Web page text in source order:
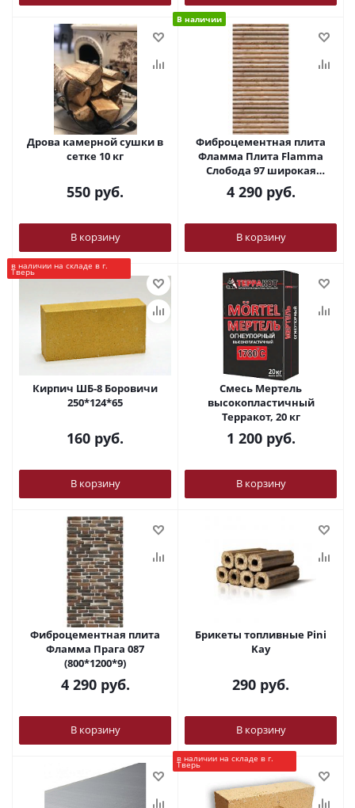
Дрова камерной сушки в
сетке 10 кг
550 руб.
В корзину
В наличии
Фиброцементная плита
Фламма Плита Flamma
Слобода 97 широкая
(800*1200*9)
4 290руб.
В корзину
в наличии на складе в г.
Тверь
Кирпич ШБ-8 Боровичи
250*124*65
160 руб.
В корзину
Смесь Мертель
высокопластичный
Терракот, 20 кг
1 200руб.
В корзину
Фиброцементная плита
Фламма Прага 087
(800*1200*9)
4 290руб.
В корзину
Брикеты топливные Pini
Kay
290 руб.
В корзину
в наличии на складе в г.
Тверь